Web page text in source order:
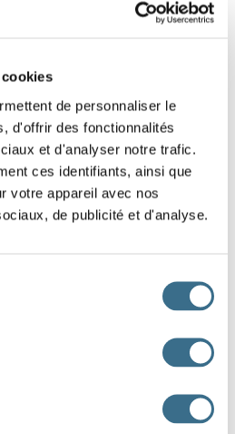
de personnaliser le
d'offrir des fonctionnalités
et d'analyser notre trafic.
ces identifiants, ainsi que
votre appareil avec nos
de publicité et d'analyse.